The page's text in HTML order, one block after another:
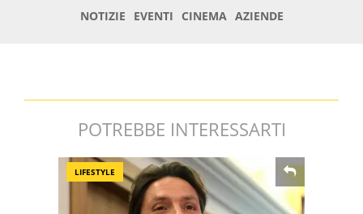
POTREBBE INTERESSARTI
LIFESTYLE